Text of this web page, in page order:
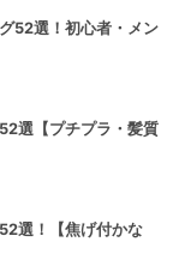
52選！初心者・メン
選【プチプラ・髪質
選！【焦げ付かな